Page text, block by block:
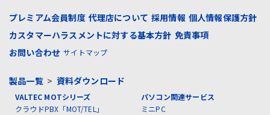
プレミアム会員制度 代理店について 採用情報 個人情報保護方針
カスタマーハラスメントに対する基本方針 免責事項
お問い合わせ サイトマップ
製品一覧> 資料ダウンロード
VALTEC MOTシリーズ
クラウドPBX「MOT/TEL」
パソコン関連サービス
ミニPC